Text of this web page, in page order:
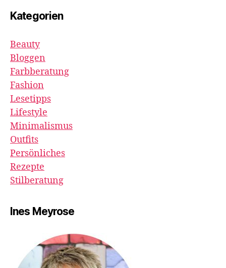
Kategorien
Beauty
Bloggen
Farbberatung
Fashion
Lesetipps
Lifestyle
Minimalismus
Outfits
Persönliches
Rezepte
Stilberatung
Ines Meyrose